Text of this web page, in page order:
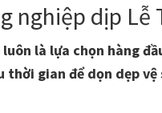
nghiệp dịp Lễ
là lựa chọn hàng
thời gian để dọn dẹp